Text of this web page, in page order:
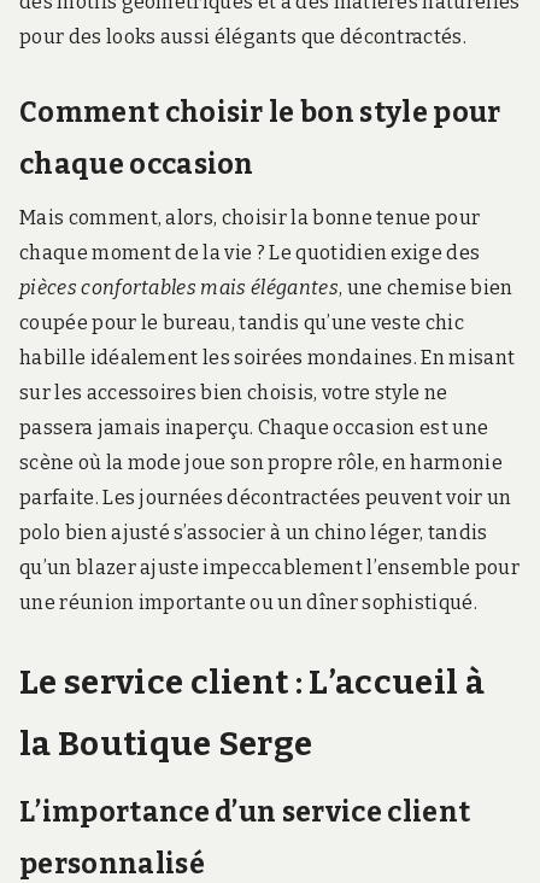
pour des looks aussi élégants que décontractés.
Comment choisir le bon style pour
chaque occasion
Mais comment, alors, choisir la bonne tenue pour
chaque moment de la vie ? Le quotidien exige des
pièces confortables mais élégantes, une chemise bien
coupée pour le bureau, tandis qu’une veste chic
habille idéalement les soirées mondaines. En misant
sur les accessoires bien choisis, votre style ne
passera jamais inaperçu. Chaque occasion est une
scène où la mode joue son propre rôle, en harmonie
parfaite. Les journées décontractées peuvent voir un
polo bien ajusté s’associer à un chino léger, tandis
qu’un blazer ajuste impeccablement l’ensemble pour
une réunion importante ou un dîner sophistiqué.
Le service client : L’accueil à
la Boutique Serge
L’importance d’un service client
personnalisé